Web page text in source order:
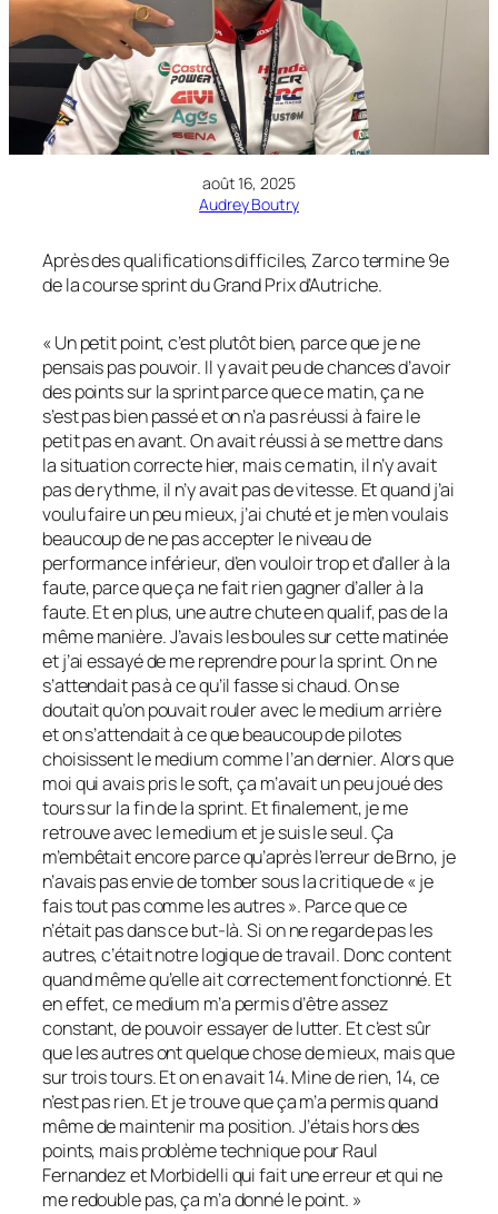
août 16, 2025
Audrey Boutry
Après des qualifications difficiles, Zarco termine 9e
de la course sprint du Grand Prix d’Autriche.
« Un petit point, c’est plutôt bien, parce que je ne
pensais pas pouvoir. Il y avait peu de chances d’avoir
des points sur la sprint parce que ce matin, ça ne
s’est pas bien passé et on n’a pas réussi à faire le
petit pas en avant. On avait réussi à se mettre dans
la situation correcte hier, mais ce matin, il n’y avait
pas de rythme, il n’y avait pas de vitesse. Et quand j’ai
voulu faire un peu mieux, j’ai chuté et je m’en voulais
beaucoup de ne pas accepter le niveau de
performance inférieur, d’en vouloir trop et d’aller à la
faute, parce que ça ne fait rien gagner d’aller à la
faute. Et en plus, une autre chute en qualif, pas de la
même manière. J’avais les boules sur cette matinée
et j’ai essayé de me reprendre pour la sprint. On ne
s’attendait pas à ce qu’il fasse si chaud. On se
doutait qu’on pouvait rouler avec le medium arrière
et on s’attendait à ce que beaucoup de pilotes
choisissent le medium comme l’an dernier. Alors que
moi qui avais pris le soft, ça m’avait un peu joué des
tours sur la fin de la sprint. Et finalement, je me
retrouve avec le medium et je suis le seul. Ça
m’embêtait encore parce qu’après l’erreur de Brno, je
n’avais pas envie de tomber sous la critique de « je
fais tout pas comme les autres ». Parce que ce
n’était pas dans ce but-là. Si on ne regarde pas les
autres, c’était notre logique de travail. Donc content
quand même qu’elle ait correctement fonctionné. Et
en effet, ce medium m’a permis d’être assez
constant, de pouvoir essayer de lutter. Et c’est sûr
que les autres ont quelque chose de mieux, mais que
sur trois tours. Et on en avait 14. Mine de rien, 14, ce
n’est pas rien. Et je trouve que ça m’a permis quand
même de maintenir ma position. J’étais hors des
points, mais problème technique pour Raul
Fernandez et Morbidelli qui fait une erreur et qui ne
me redouble pas, ça m’a donné le point. »